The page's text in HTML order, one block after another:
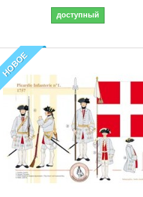
доступный
НОВОЕ